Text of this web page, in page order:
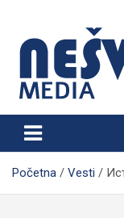
content
Nešvil
Početna Vesti